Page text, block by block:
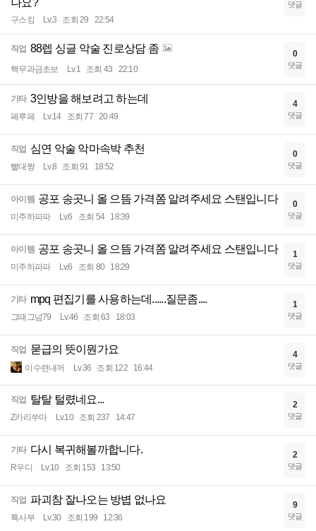
나요?
구스킹 Lv.3 조회 29 22:54
댓글
직업 88렙 싱글 악술 진로상담 좀
핵무과금초보 Lv.1 조회 43 22:10
0
댓글
기타 3인방을 해보려고 하는데
페루페 Lv.14 조회 77 20:49
4
댓글
직업 심연 악술 악마속박 추천
빨대짱 Lv.8 조회 91 18:52
0
댓글
아이템 공포 송곳니 올 으뜸 가격쫌 알려주세요 스탠입니다
미주하파파 Lv.6 조회 54 18:39
0
댓글
아이템 공포 송곳니 올 으뜸 가격쫌 알려주세요 스탠입니다
미주하파파 Lv.6 조회 80 18:29
1
댓글
기타 mpq 편집기를 사용하는데......질문좀....
그때그넘79 Lv.46 조회 63 18:03
1
댓글
직업 묻급의 뜻이뭔가요
이수련내꺼 Lv.36 조회 122 16:44
4
댓글
직업 탈탈 털렸네요...
Z카리쑤마 Lv.10 조회 237 14:47
2
댓글
기타 다시 복귀해볼까합니다.
R우디 Lv.10 조회 153 13:50
2
댓글
직업 파괴참 잘나오는 방볍 없나요
특사부 Lv.30 조회 199 12:36
9
댓글